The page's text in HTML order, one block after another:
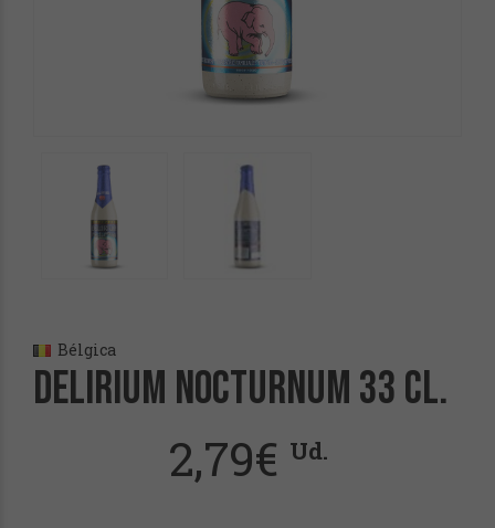
Bélgica
Delirium Nocturnum 33 cl.
2,79€ Ud.